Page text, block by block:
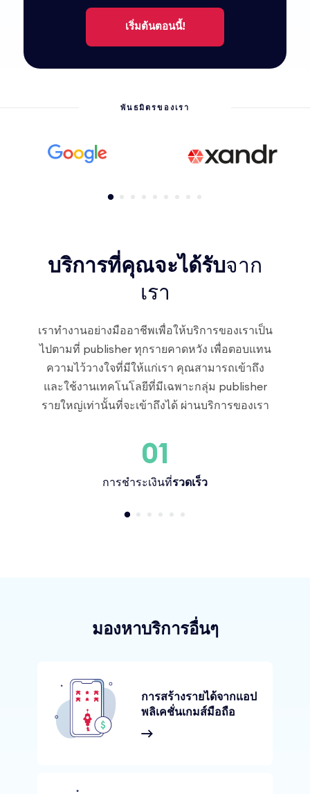
เริ่มต้นตอนนี้!
พันธมิตรของเรา
บริการที่คุณจะได้รับจาก
เรา
เราทำงานอย่างมืออาชีพเพื่อให้บริการของเราเป็น
ไปตามที่ publisher ทุกรายคาดหวัง เพื่อตอบแทน
ความไว้วางใจที่มีให้แก่เรา คุณสามารถเข้าถึง
และใช้งานเทคโนโลยีที่มีเฉพาะกลุ่ม publisher
รายใหญ่เท่านั้นที่จะเข้าถึงได้ ผ่านบริการของเรา
01
การชำระเงินที่รวดเร็ว
มองหาบริการอื่นๆ
การสร้างรายได้จากแอป
พลิเคชั่นเกมส์มือถือ